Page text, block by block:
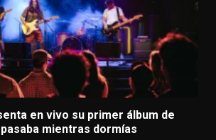
en vivo su primer álbum de
mientras dormías